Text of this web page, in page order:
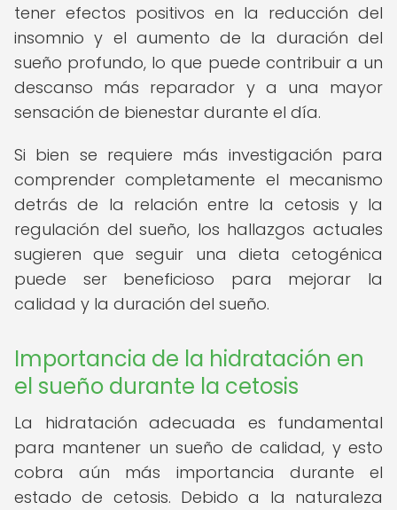
tener efectos positivos en la reducción del
insomnio y el aumento de la duración del
sueño profundo, lo que puede contribuir a un
descanso más reparador y a una mayor
sensación de bienestar durante el día.
Si bien se requiere más investigación para
comprender completamente el mecanismo
detrás de la relación entre la cetosis y la
regulación del sueño, los hallazgos actuales
sugieren que seguir una dieta cetogénica
puede ser beneficioso para mejorar la
calidad y la duración del sueño.
Importancia de la hidratación en
el sueño durante la cetosis
La hidratación adecuada es fundamental
para mantener un sueño de calidad, y esto
cobra aún más importancia durante el
estado de cetosis. Debido a la naturaleza